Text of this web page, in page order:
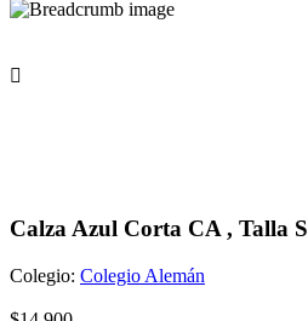

Calza Azul Corta CA , Talla S
Colegio: Colegio Alemán